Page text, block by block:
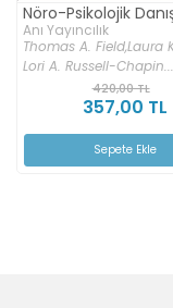
Nöro-Psikolojik
Anı Yayıncılık
Thomas A. Field,Laura
Lori A. Russell-Chapin...
420,00 TL
357,00 TL
Sepete Ekle